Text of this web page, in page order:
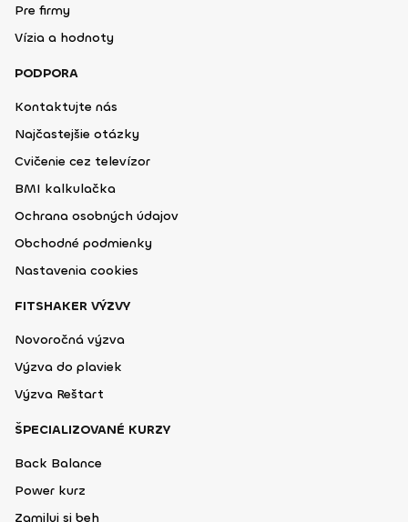
Pre firmy
Vízia a hodnoty
PODPORA
Kontaktujte nás
Najčastejšie otázky
Cvičenie cez televízor
BMI kalkulačka
Ochrana osobných údajov
Obchodné podmienky
Nastavenia cookies
FITSHAKER VÝZVY
Novoročná výzva
Výzva do plaviek
Výzva Reštart
ŠPECIALIZOVANÉ KURZY
Back Balance
Power kurz
Zamiluj si beh